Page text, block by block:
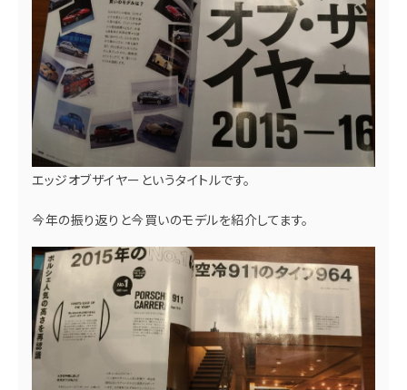
エッジオブザイヤーというタイトルです。
今年の振り返りと今買いのモデルを紹介してます。